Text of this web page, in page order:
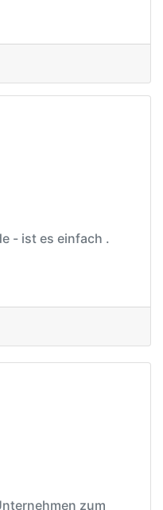
- ist es einfach .
zum